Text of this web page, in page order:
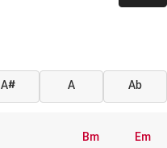
Ab
A
A#
Bm
Em